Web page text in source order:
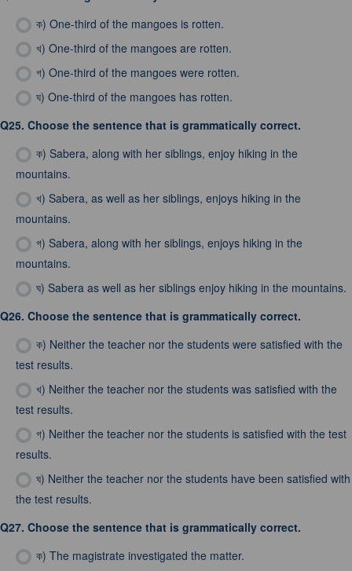
ক) One-third of the mangoes is rotten.
খ) One-third of the mangoes are rotten.
গ) One-third of the mangoes were rotten.
ঘ) One-third of the mangoes has rotten.
Q25. Choose the sentence that is grammatically correct.
ক) Sabera, along with her siblings, enjoy hiking in the
mountains.
খ) Sabera, as well as her siblings, enjoys hiking in the
mountains.
গ) Sabera, along with her siblings, enjoys hiking in the
mountains.
ঘ) Sabera as well as her siblings enjoy hiking in the mountains.
Q26. Choose the sentence that is grammatically correct.
ক) Neither the teacher nor the students were satisfied with the
test results.
খ) Neither the teacher nor the students was satisfied with the
test results.
গ) Neither the teacher nor the students is satisfied with the test
results.
ঘ) Neither the teacher nor the students have been satisfied with
the test results.
Q27. Choose the sentence that is grammatically correct.
ক) The magistrate investigated the matter.